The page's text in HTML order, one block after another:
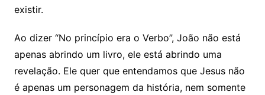
existir.
Ao dizer “No princípio era o Verbo”, João não está
apenas abrindo um livro, ele está abrindo uma
revelação. Ele quer que entendamos que Jesus não
é apenas um personagem da história, nem somente